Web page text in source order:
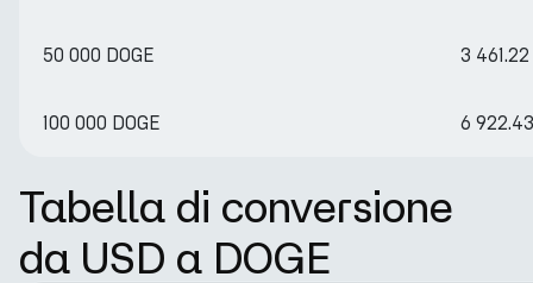
50 000 DOGE 3
100 000 DOGE 6
Tabella di conversione
da USD a DOGE